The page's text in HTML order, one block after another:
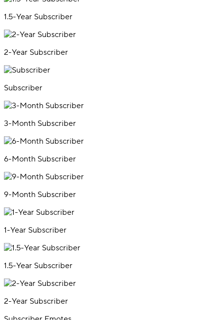
1.5-Year Subscriber
2-Year Subscriber
Subscriber
3-Month Subscriber
6-Month Subscriber
9-Month Subscriber
1-Year Subscriber
1.5-Year Subscriber
2-Year Subscriber